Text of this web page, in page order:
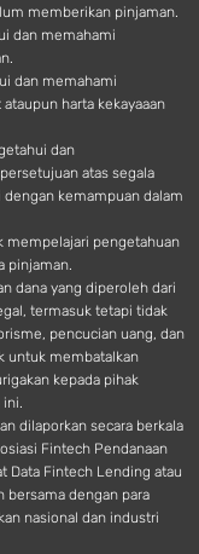
memberikan pinjaman.
dan memahami
dan memahami
harta kekayaaan
dan
atas segala
kemampuan dalam
mempelajari pengetahuan
pinjaman.
dana yang diperoleh dari
termasuk tetapi tidak
pencucian uang, dan
untuk membatalkan
kepada pihak
ini.
dilaporkan secara berkala
Fintech Pendanaan
Data Fintech Lending atau
bersama dengan para
nasional dan industri